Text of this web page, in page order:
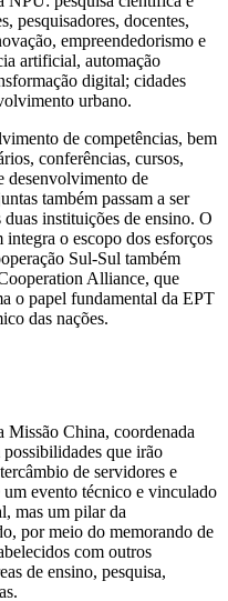
pesquisadores, docentes,
empreendedorismo e
artificial, automação
digital; cidades
urbano.
de competências, bem
conferências, cursos,
desenvolvimento de
também passam a ser
duas instituições de ensino. O
o escopo dos esforços
Sul-Sul também
Alliance, que
o papel fundamental da EPT
das nações.
Missão China, coordenada
que irão
de servidores e
um evento técnico e vinculado
mas um pilar da
por meio do memorando de
com outros
de ensino, pesquisa,